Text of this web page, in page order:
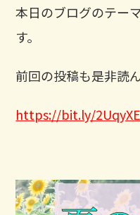
本日のブログのテー
す。
前回の投稿も是非読
https://bit.ly/